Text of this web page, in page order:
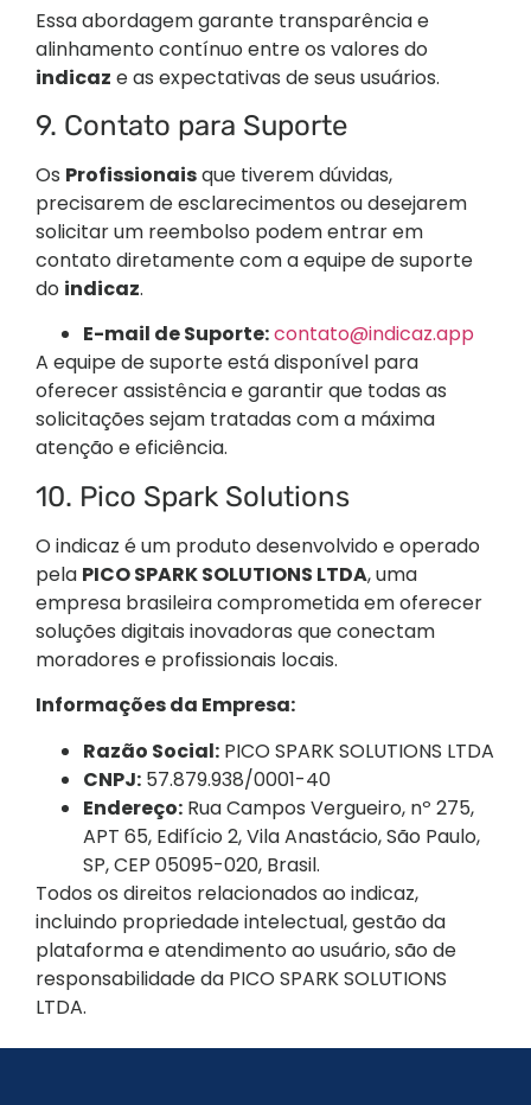
Essa abordagem garante transparência e
alinhamento contínuo entre os valores do
indicaz e as expectativas de seus usuários.
9. Contato para Suporte
Os Profissionaisque tiverem dúvidas,
precisarem de esclarecimentos ou desejarem
solicitar um reembolso podem entrar em
contato diretamente com a equipe de suporte
do indicaz.
E-mail de Suporte:contato@indicaz.app
A equipe de suporte está disponível para
oferecer assistência e garantir que todas as
solicitações sejam tratadas com a máxima
atenção e eficiência.
10. Pico Spark Solutions
O indicaz é um produto desenvolvido e operado
pela PICO SPARK SOLUTIONS LTDA, uma
empresa brasileira comprometida em oferecer
soluções digitais inovadoras que conectam
moradores e profissionais locais.
Informações da Empresa:
Razão Social:PICO SPARK SOLUTIONS LTDA
CNPJ:57.879.938/0001-40
Endereço:Rua Campos Vergueiro, nº 275,
APT 65, Edifício 2, Vila Anastácio, São Paulo,
SP, CEP 05095-020, Brasil.
Todos os direitos relacionados ao indicaz,
incluindo propriedade intelectual, gestão da
plataforma e atendimento ao usuário, são de
responsabilidade da PICO SPARK SOLUTIONS
LTDA.